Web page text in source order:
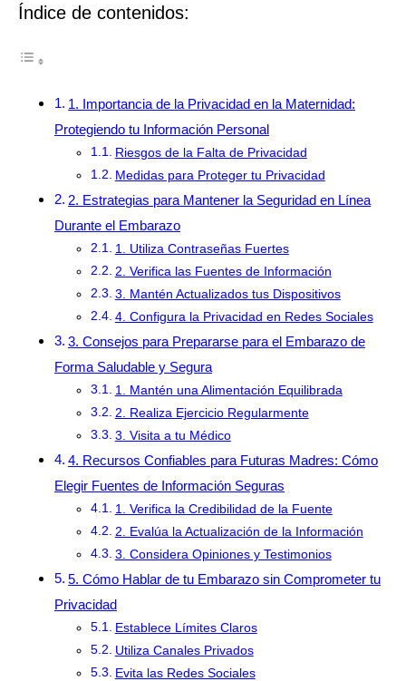
Índice de contenidos:
1. Importancia de la Privacidad en la Maternidad:
Protegiendo tu Información Personal
Riesgos de la Falta de Privacidad
Medidas para Proteger tu Privacidad
2. Estrategias para Mantener la Seguridad en Línea
Durante el Embarazo
1. Utiliza Contraseñas Fuertes
2. Verifica las Fuentes de Información
3. Mantén Actualizados tus Dispositivos
4. Configura la Privacidad en Redes Sociales
3. Consejos para Prepararse para el Embarazo de
Forma Saludable y Segura
1. Mantén una Alimentación Equilibrada
2. Realiza Ejercicio Regularmente
3. Visita a tu Médico
4. Recursos Confiables para Futuras Madres: Cómo
Elegir Fuentes de Información Seguras
1. Verifica la Credibilidad de la Fuente
2. Evalúa la Actualización de la Información
3. Considera Opiniones y Testimonios
5. Cómo Hablar de tu Embarazo sin Comprometer tu
Privacidad
Establece Límites Claros
Utiliza Canales Privados
Evita las Redes Sociales